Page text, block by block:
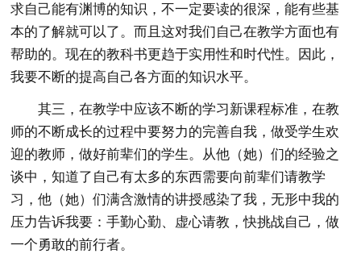
求自己能有渊博的知识，不一定要读的很深，能有些基
本的了解就可以了。而且这对我们自己在教学方面也有
帮助的。现在的教科书更趋于实用性和时代性。因此，
我要不断的提高自己各方面的知识水平。
其三，在教学中应该不断的学习新课程标准，在教
师的不断成长的过程中要努力的完善自我，做受学生欢
迎的教师，做好前辈们的学生。从他（她）们的经验之
谈中，知道了自己有太多的东西需要向前辈们请教学
习，他（她）们满含激情的讲授感染了我，无形中我的
压力告诉我要：手勤心勤、虚心请教，快挑战自己，做
一个勇敢的前行者。